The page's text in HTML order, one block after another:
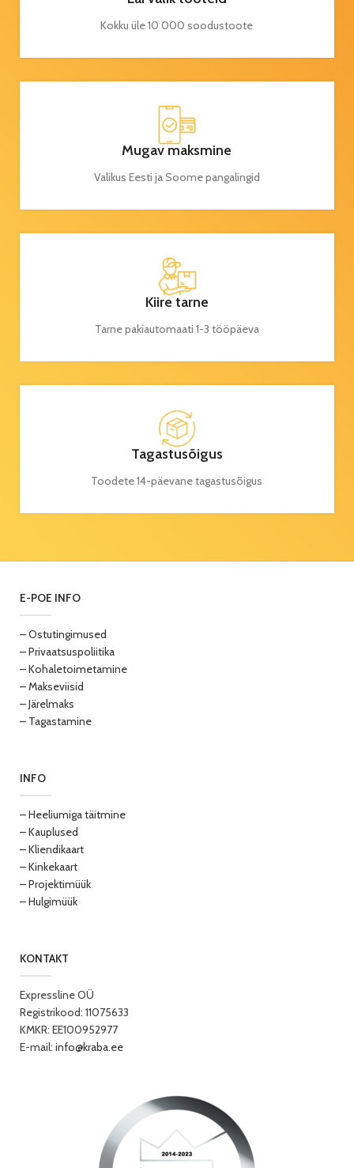
Kokku üle 10 000 soodustoote
Mugav maksmine
Valikus Eesti ja Soome pangalingid
Kiire tarne
Tarne pakiautomaati 1-3 tööpäeva
Tagastusõigus
Toodete 14-päevane tagastusõigus
E-POE INFO
– Ostutingimused
– Privaatsuspoliitika
– Kohaletoimetamine
– Makseviisid
– Järelmaks
– Tagastamine
INFO
– Heeliumiga täitmine
– Kauplused
– Kliendikaart
– Kinkekaart
– Projektimüük
– Hulgimüük
KONTAKT
Expressline OÜ
Registrikood: 11075633
KMKR: EE100952977
E-mail: info@kraba.ee